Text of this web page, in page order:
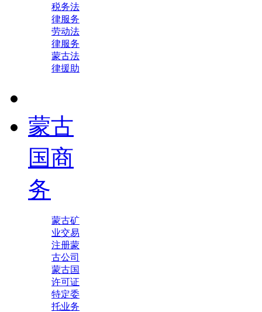
税务法
律服务
劳动法
律服务
蒙古法
律援助
蒙古
国商
务
蒙古矿
业交易
注册蒙
古公司
蒙古国
许可证
特定委
托业务